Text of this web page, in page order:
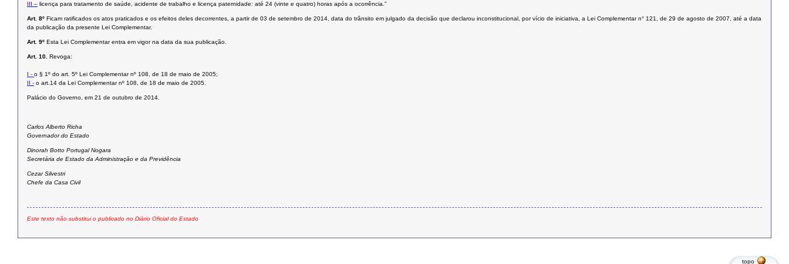
III – licença para tratamento de saúde, acidente de trabalho e licença paternidade: até 24 (vinte e quatro) horas após a ocorrência.”
Art. 8º Ficam ratificados os atos praticados e os efeitos deles decorrentes, a partir de 03 de setembro de 2014, data do trânsito em julgado da decisão que declarou inconstitucional, por vício de iniciativa, a Lei Complementar n° 121, de 29 de agosto de 2007, até a data
da publicação da presente Lei Complementar.
Art. 9º Esta Lei Complementar entra em vigor na data da sua publicação.
Art. 10. Revoga:
I - o § 1º do art. 5º Lei Complementar nº 108, de 18 de maio de 2005;
II - o art.14 da Lei Complementar nº 108, de 18 de maio de 2005.
Palácio do Governo, em 21 de outubro de 2014.
Carlos Alberto Richa
Governador do Estado
Dinorah Botto Portugal Nogara
Secretária de Estado da Administração e da Previdência
Cezar Silvestri
Chefe da Casa Civil
Este texto não substitui o publicado no Diário Oficial do Estado
topo